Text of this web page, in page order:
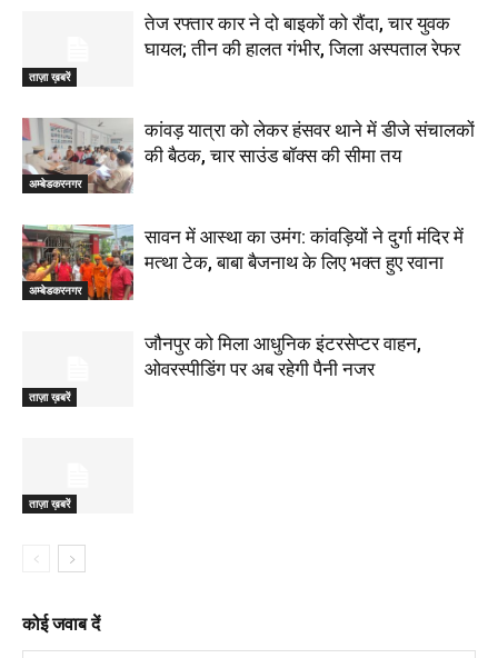
ताज़ा ख़बरें
तेज रफ्तार कार ने दो बाइकों को रौंदा, चार युवक
घायल; तीन की हालत गंभीर, जिला अस्पताल रेफर
अम्बेडकरनगर
कांवड़ यात्रा को लेकर हंसवर थाने में डीजे संचालकों
की बैठक, चार साउंड बॉक्स की सीमा तय
अम्बेडकरनगर
सावन में आस्था का उमंग: कांवड़ियों ने दुर्गा मंदिर में
मत्था टेक, बाबा बैजनाथ के लिए भक्त हुए रवाना
ताज़ा ख़बरें
जौनपुर को मिला आधुनिक इंटरसेप्टर वाहन,
ओवरस्पीडिंग पर अब रहेगी पैनी नजर
ताज़ा ख़बरें
कोई जवाब दें